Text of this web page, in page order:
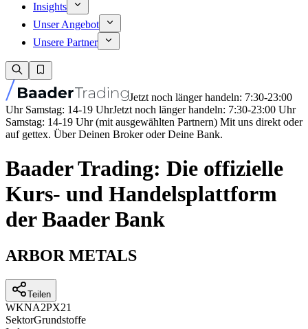
Insights
Unser Angebot
Unsere Partner
Jetzt noch länger handeln: 7:30-23:00
Uhr Samstag: 14-19 UhrJetzt noch länger handeln: 7:30-23:00 Uhr
Samstag: 14-19 Uhr (mit ausgewählten Partnern) Mit uns direkt oder
auf gettex. Über Deinen Broker oder Deine Bank.
Baader Trading: Die offizielle
Kurs- und Handelsplattform
der Baader Bank
ARBOR METALS
Teilen
WKNA2PX21
SektorGrundstoffe